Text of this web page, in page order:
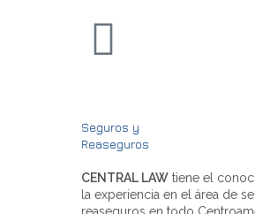
Seguros y
Reaseguros
CENTRAL LAW tiene el
la experiencia en el área de